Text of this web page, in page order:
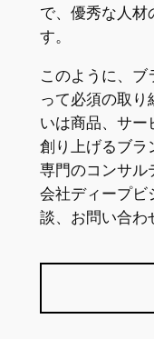
で、優秀な人材
す。
このように、ブ
って必須の取り
いは商品、サー
創り上げるブラ
専門のコンサル
会社ディープビ
談、お問い合わ